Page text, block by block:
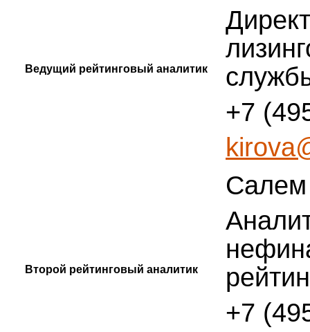
Ведущий рейтинговый аналитик
+7
Второй рейтинговый аналитик
+7